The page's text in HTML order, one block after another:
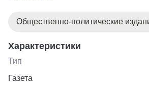
новости из первых рук.
Общественно-политические
Характеристики
Тип
Газета